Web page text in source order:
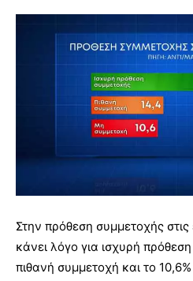
Στην πρόθεση συμμετοχής
κάνει λόγο για ισχυρή
πιθανή συμμετοχή και το